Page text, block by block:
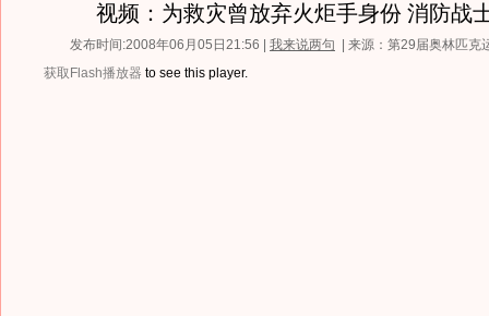
视频：为救灾曾放弃火炬手身份 消防战
发布时间:2008年06月05日21:56 | 我来说两句
| 来源：第29届奥林匹克
获取Flash播放器 to see this player.